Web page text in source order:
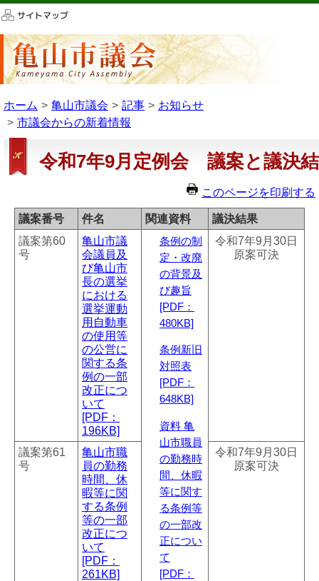
ホーム 亀山市議会 記事
お知らせ
市議会からの新着情報
令和7年9月定例会 議案と議決
このページを印刷する
議案番号 件名 関連資料
議決結果
議案第60
号
亀山市議
会議員及
び亀山市
長の選挙
における
選挙運動
用自動車
の使用等
の公営に
関する条
例の一部
改正につ
いて
[PDF：
196KB]
条例の制
定・改廃
の背景及
び趣旨
[PDF：
480KB]
条例新旧
対照表
[PDF：
648KB]
資料 亀
山市職員
の勤務時
間、休暇
等に関す
る条例等
の一部改
正につい
て
[PDF：
令和7年9月30日
原案可決
議案第61
号
亀山市職
員の勤務
時間、休
暇等に関
する条例
等の一部
改正につ
いて
[PDF：
261KB]
令和7年9月30日
原案可決